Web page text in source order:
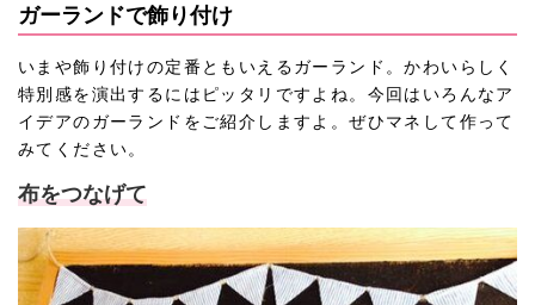
ガーランドで飾り付け
いまや飾り付けの定番ともいえるガーランド。かわいらしく
特別感を演出するにはピッタリですよね。今回はいろんなア
イデアのガーランドをご紹介しますよ。ぜひマネして作って
みてください。
布をつなげて